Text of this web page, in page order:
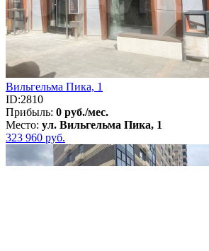
Вильгельма Пика, 1
ID:2810
Прибыль: 0 руб./мес.
Место: ул. Вильгельма Пика, 1
323 960 руб.